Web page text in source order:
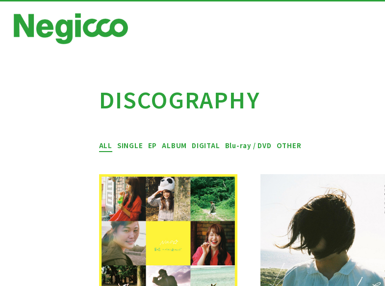
SCHEDULE
PROFILE
DISCOGRAPHY
DISCOGRAPHY
ALL SINGLE EP ALBUM DIGITAL Blu-ray / DVD OTHER